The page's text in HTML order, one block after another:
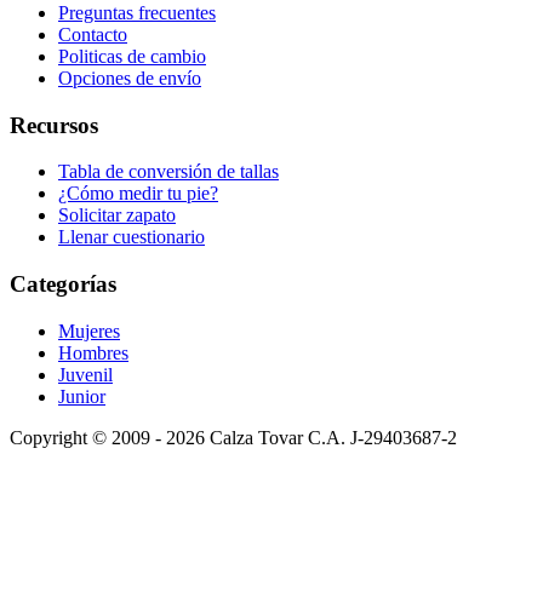
Preguntas frecuentes
Contacto
Politicas de cambio
Opciones de envío
Recursos
Tabla de conversión de tallas
¿Cómo medir tu pie?
Solicitar zapato
Llenar cuestionario
Categorías
Mujeres
Hombres
Juvenil
Junior
Copyright © 2009 - 2026 Calza Tovar C.A. J-29403687-2